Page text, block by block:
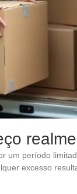
um período
excesso